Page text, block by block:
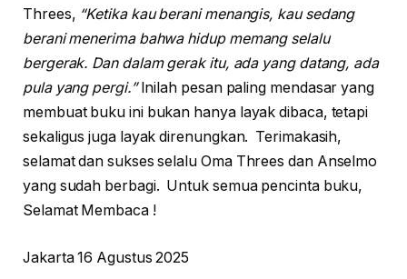
Threes, “Ketika kau berani menangis, kau sedang
berani menerima bahwa hidup memang selalu
bergerak. Dan dalam gerak itu, ada yang datang, ada
pula yang pergi.”Inilah pesan paling mendasar yang
membuat buku ini bukan hanya layak dibaca, tetapi
sekaligus juga layak direnungkan. Terimakasih,
selamat dan sukses selalu Oma Threes dan Anselmo
yang sudah berbagi. Untuk semua pencinta buku,
Selamat Membaca !
Jakarta 16 Agustus 2025